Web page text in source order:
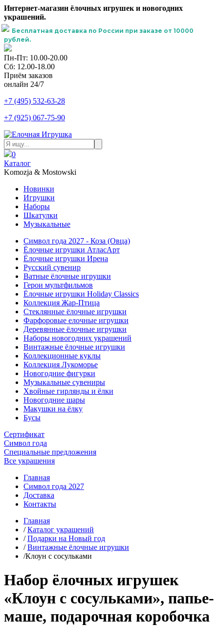
Интернет-магазин ёлочных игрушек и новогодних
украшений.
Бесплатная доставка по России при заказе от 10000
рублей.
Пн-Пт: 10.00-20.00
Сб: 12.00-18.00
Приём заказов
онлайн 24/7
+7 (495) 532-63-28
+7 (925) 067-75-90
0
Каталог
Komozja & Mostowski
Новинки
Игрушки
Наборы
Шкатулки
Музыкальные
Символ года 2027 - Коза (Овца)
Ёлочные игрушки АтласАрт
Ёлочные игрушки Ирена
Русский сувенир
Ватные ёлочные игрушки
Герои мультфильмов
Ёлочные игрушки Holiday Classics
Коллекция Жар-Птица
Стеклянные ёлочные игрушки
Фарфоровые елочные игрушки
Деревянные ёлочные игрушки
Наборы новогодних украшений
Винтажные ёлочные игрушки
Коллекционные куклы
Коллекция Лукоморье
Новогодние фигурки
Музыкальные сувениры
Хвойные гирлянды и ёлки
Новогодние шары
Макушки на ёлку
Бусы
Сертификат
Символ года
Специальные предложения
Все украшения
Главная
Символ года 2027
Доставка
Контакты
Главная
/Каталог украшений
/Подарки на Новый год
/Винтажные ёлочные игрушки
/Клоун с сосульками
Набор ёлочных игрушек
«Клоун с сосульками», папье-
маше, подарочная коробочка